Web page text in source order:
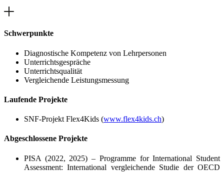
Schwerpunkte
Diagnostische Kompetenz von Lehrpersonen
Unterrichtsgespräche
Unterrichtsqualität
Vergleichende Leistungsmessung
Laufende Projekte
SNF-Projekt Flex4Kids (www.flex4kids.ch)
Abgeschlossene Projekte
PISA (2022, 2025) – Programme for International Student
Assessment: International vergleichende Studie der OECD